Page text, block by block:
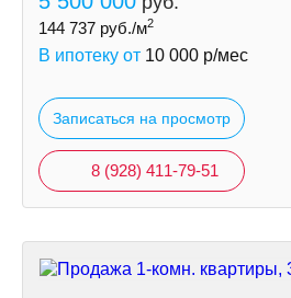
144 737 руб./м2
В ипотеку от 10 000 р/мес
Записаться на просмотр
8 (928) 411-79-51